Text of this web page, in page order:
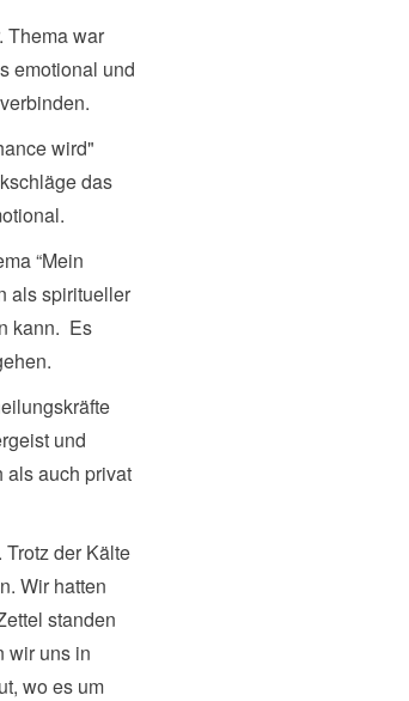
Thema war
emotional und
wird"
das
“Mein
als spiritueller
kann. Es
und
als auch privat
der Kälte
Wir hatten
standen
wir uns in
wo es um